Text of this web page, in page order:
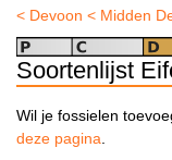
< Devoon < Midden
Soortenlijst
Wil je fossielen
deze pagina.